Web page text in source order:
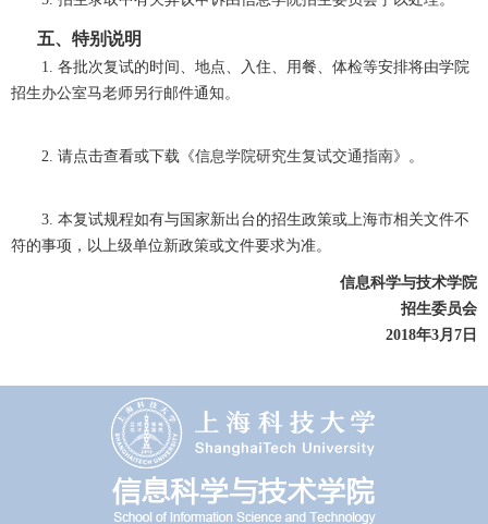
五、特别说明
1.
各批次复试的时间、地点、入住、用餐、体检等安排将由学院
招生办公室马老师另行邮件通知。
2. 请点击查看或下载《信息学院研究生复试交通指南》。
3. 本复试规程如有与国家新出台的招生政策或上海市相关文件不
符的事项，以上级单位新政策或文件要求为准。
信息科学与技术学院
招生委员会
2018年3月7日